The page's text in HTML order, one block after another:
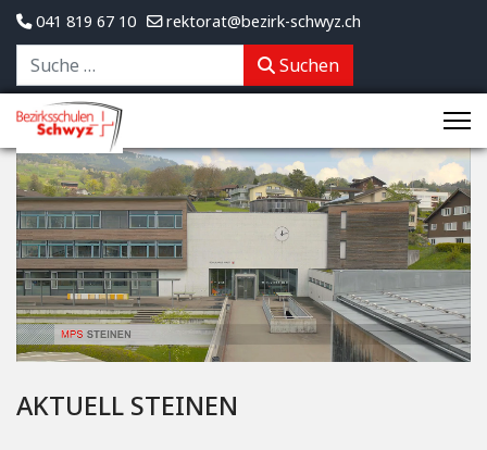
041 819 67 10 rektorat@bezirk-schwyz.ch
Suchen
Suchen
AKTUELL STEINEN